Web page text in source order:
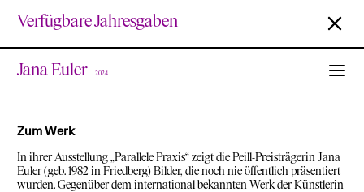
Verfügbare Jahresgaben
Jana Euler 2024
Zum Werk
In ihrer Ausstellung „Parallele Praxis“ zeigt die Peill-Preisträgerin Jana
Euler (geb. 1982 in Friedberg) Bilder, die noch nie öffentlich präsentiert
wurden. Gegenüber dem international bekannten Werk der Künstlerin